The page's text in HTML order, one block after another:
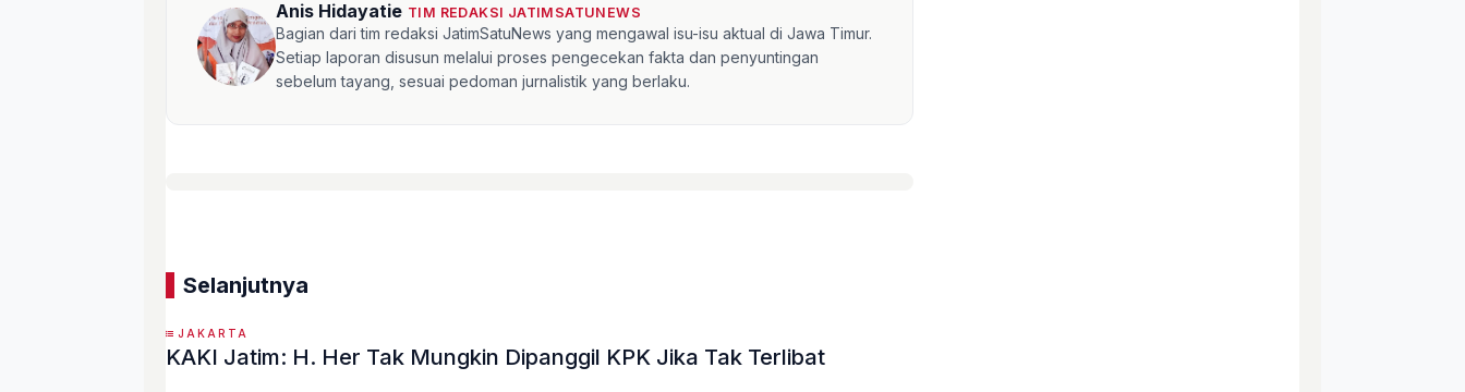
Anis Hidayatie TIM REDAKSI JATIMSATUNEWS
Bagian dari tim redaksi JatimSatuNews yang mengawal isu-isu aktual di Jawa Timur.
Setiap laporan disusun melalui proses pengecekan fakta dan penyuntingan
sebelum tayang, sesuai pedoman jurnalistik yang berlaku.
Selanjutnya
JAKARTA
KAKI Jatim: H. Her Tak Mungkin Dipanggil KPK Jika Tak Terlibat